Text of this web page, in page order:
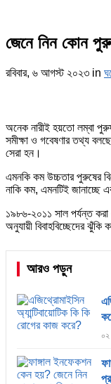
জেনে নিন কোন
রবিবার, ৬ আগস্ট ২০২৩ in
অনেক নারীই হয়তো লম্বা
সমীক্ষা ও গবেষণার তথ্য
সেরা হন।
এমনকি কম উচ্চতার পুরুষের
নাকি কম, এমনটিই জানাচ্ছে
১৯৮৬-২০১১ সাল পর্যন্ত করা
অনুযায়ী বিবাহবিচ্ছেদের ঝুঁকি
আরও পড়ুন